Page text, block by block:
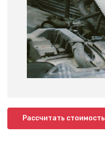
Рассчитать стоимость